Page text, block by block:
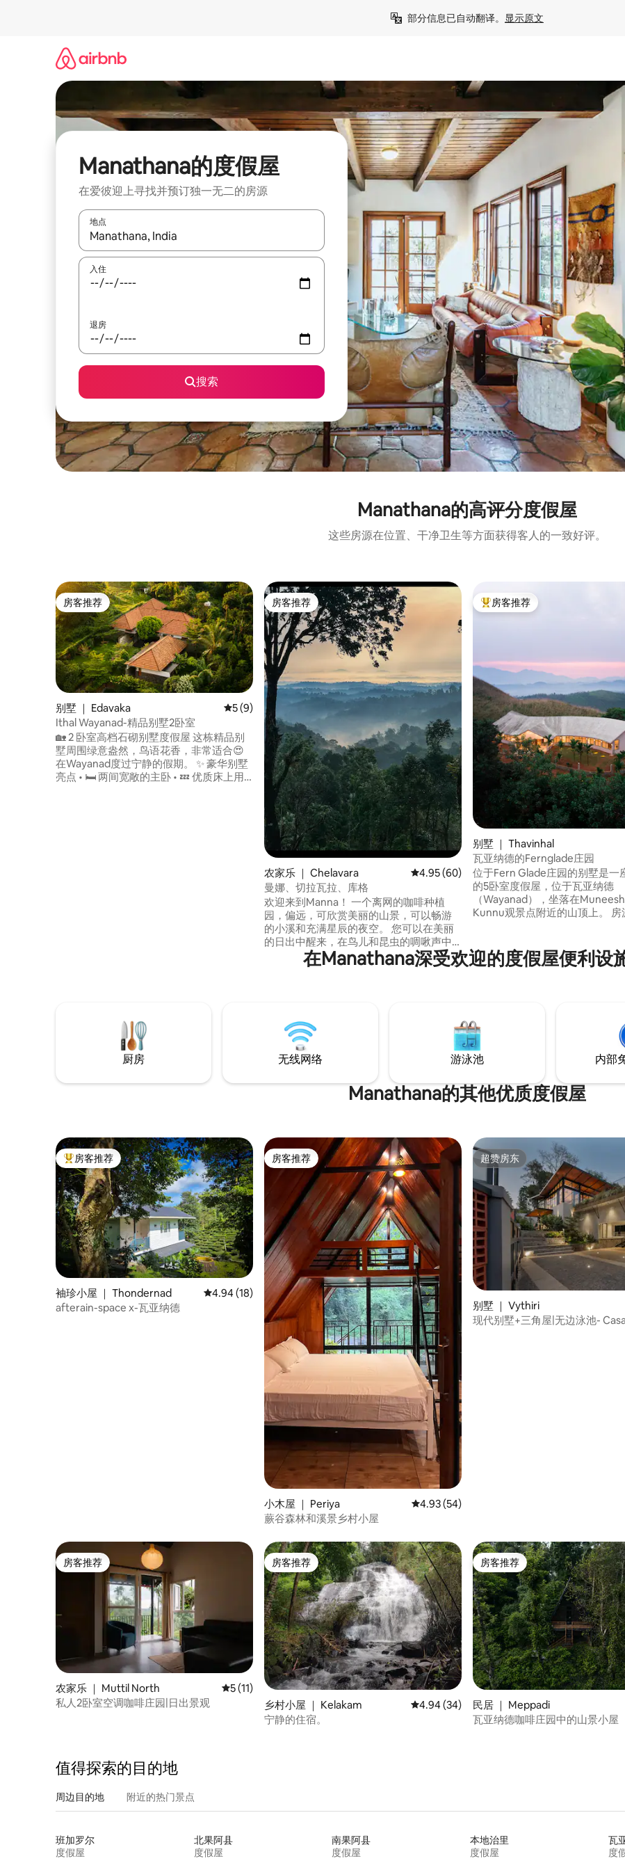
部分信息已自动翻译。 显示原文
Manathana的度假屋
在爱彼迎上寻找并预订独一无二的房源
地点
如有搜索结果，请使用上下方向键查看，或通过点击或滑动手势浏览。
入住
退房
搜索
Manathana的高评分度假屋
这些房源在位置、干净卫生等方面获得客人的一致好评。
房客推荐
房客推荐
别墅 ｜ Edavaka 平均评分 5 分（满分 5 分），共 9 条评价
5 (9)
Ithal Wayanad-精品别墅2卧室
🏡 2 卧室高档石砌别墅度假屋 这栋精品别
墅周围绿意盎然，鸟语花香，非常适合😍
在Wayanad度过宁静的假期。 ✨ 豪华别墅
亮点 • 🛏️ 两间宽敞的主卧 • 💤 优质床上用
房客推荐
房客推荐
农家乐 ｜ Chelavara 平均评分 4.95 分（满分 5 分），共 60 条评价
4.95 (60)
曼娜、切拉瓦拉、库格
欢迎来到Manna！ 一个离网的咖啡种植
园，偏远，可欣赏美丽的山景，可以畅游
的小溪和充满星辰的夜空。 您可以在美丽
的日出中醒来，在鸟儿和昆虫的啁啾声中
醒来，在瑜伽垫上伸展身体，在周围短暂
徒步，探索秘密瀑布，在被郁郁葱葱的常
far Niente」的艺术
热门「房客推荐」
房客推荐
别墅 ｜ Thavinhal
瓦亚纳德的Fernglade庄园
位于Fern Glade庄园的别墅是一
的5卧室度假屋，位于瓦亚纳德
（Wayanad），坐落在
Kunnu观景点附近的山顶上。 房
位房客（+5），配备无线网络、
园、火坑和宽敞的户外区域。 非
在Manathana深受欢迎的度假屋便利设
厨房 无线网络 游泳池 内部
Manathana的其他优质度假屋
热门「房客推荐」
房客推荐
袖珍小屋 ｜ Thondernad 平均评分 4.94 分（满分 5 分），共 18 条评价
4.94 (18)
afterain-space x-瓦亚纳德
房客推荐
房客推荐
小木屋 ｜ Periya 平均评分 4.93 分（满分 5 分），共 54 条评价
4.93 (54)
蕨谷森林和溪景乡村小屋
超赞房东
超赞房东
别墅 ｜ Vythiri
现代别墅+三角屋|无边泳池-
房客推荐
房客推荐
农家乐 ｜ Muttil North 平均评分 5 分（满分 5 分），共 11 条评价
5 (11)
私人2卧室空调咖啡庄园|日出景观
房客推荐
房客推荐
乡村小屋 ｜ Kelakam 平均评分 4.94 分（满分 5 分），共 34 条评价
4.94 (34)
宁静的住宿。
房客推荐
房客推荐
民居 ｜ Meppadi
瓦亚纳德咖啡庄园中的山景小屋
值得探索的目的地
周边目的地 附近的热门景点
班加罗尔
度假屋
北果阿县
度假屋
南果阿县
度假屋
本地治里
度假屋
瓦
度